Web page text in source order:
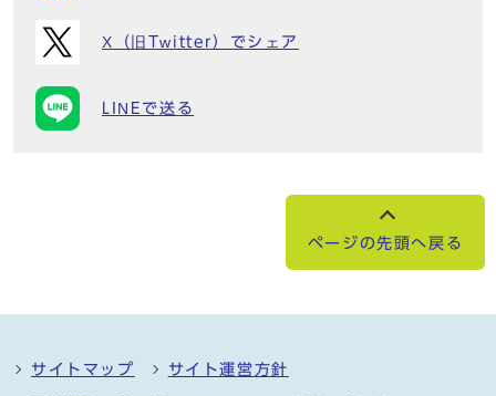
X（旧Twitter）でシェア
LINEで送る
ページの先頭へ戻る
サイトマップ サイト運営方針